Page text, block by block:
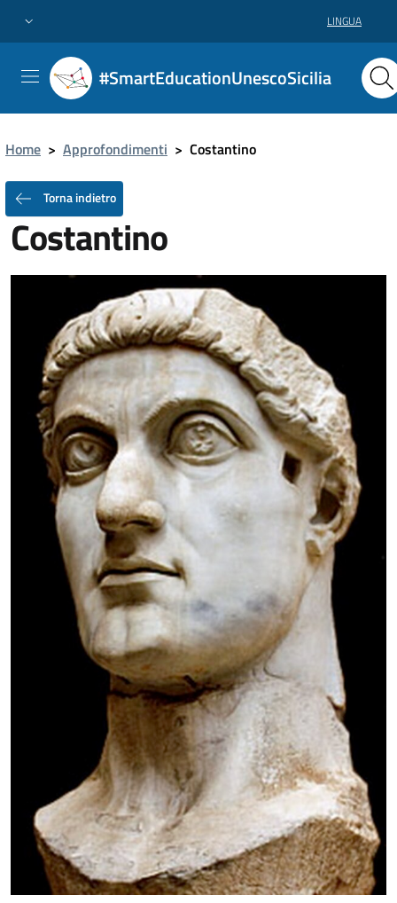
LINGUA
#SmartEducationUnescoSicilia
Home > Approfondimenti > Costantino
Torna indietro
Costantino